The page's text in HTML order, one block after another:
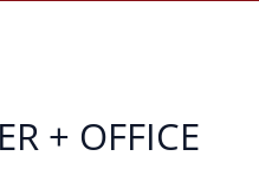
+ OFFICE